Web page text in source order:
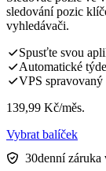
sledování pozic
vyhledávači.
Spusťte svou
Automatické
VPS
139,99 Kč/měs.
Vybrat balíček
30denní záruka